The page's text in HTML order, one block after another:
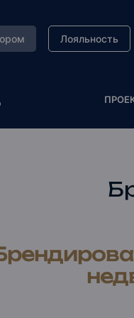
Лояльность